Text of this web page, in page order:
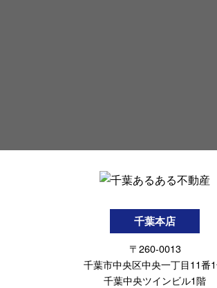
千葉本店
〒260-0013
千葉市中央区中央一丁目11番
千葉中央ツインビル1階